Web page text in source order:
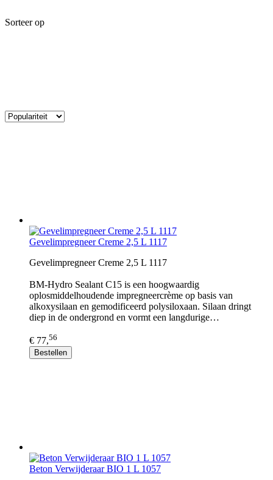
Sorteer op
Gevelimpregneer Creme 2,5 L 1117
Gevelimpregneer Creme 2,5 L 1117
BM-Hydro Sealant C15 is een hoogwaardig
oplosmiddelhoudende impregneercrème op basis van
alkoxysilaan en gemodificeerd polysiloxaan. Silaan dringt
diep in de ondergrond en vormt een langdurige…
€ 77,56
Bestellen
Beton Verwijderaar BIO 1 L 1057